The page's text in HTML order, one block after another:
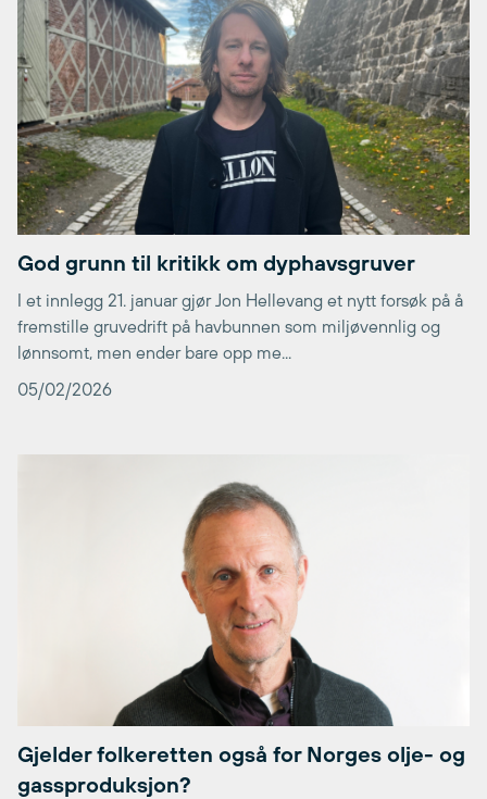
God grunn til kritikk om dyphavsgruver
I et innlegg 21. januar gjør Jon Hellevang et nytt forsøk på å
fremstille gruvedrift på havbunnen som miljøvennlig og
lønnsomt, men ender bare opp me...
05/02/2026
Gjelder folkeretten også for Norges olje- og
gassproduksjon?